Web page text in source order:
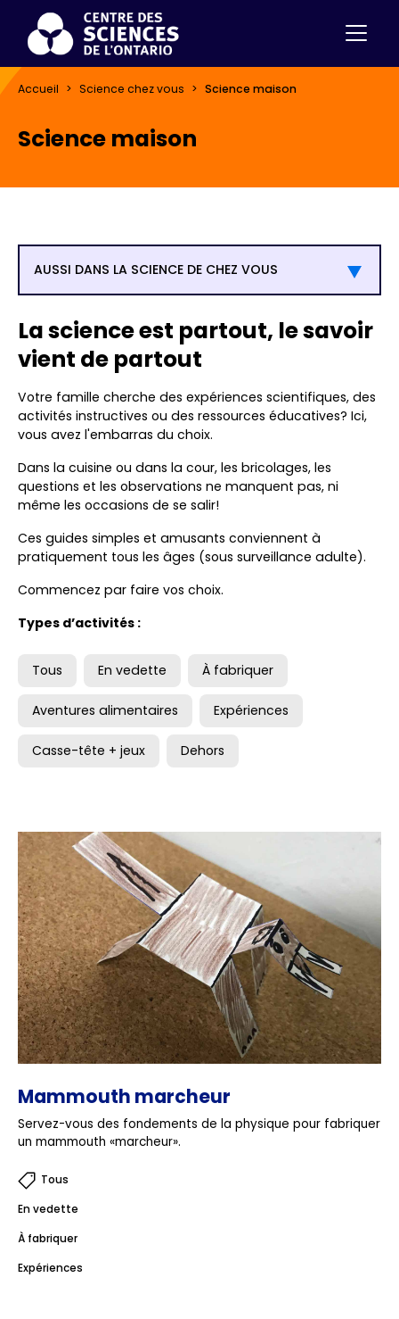
Accueil Science chez vous Science maison
Science maison
AUSSI DANS LA SCIENCE DE CHEZ VOUS
La science est partout, le savoir
vient de partout
Votre famille cherche des expériences scientifiques, des
activités instructives ou des ressources éducatives? Ici,
vous avez l'embarras du choix.
Dans la cuisine ou dans la cour, les bricolages, les
questions et les observations ne manquent pas, ni
même les occasions de se salir!
Ces guides simples et amusants conviennent à
pratiquement tous les âges (sous surveillance adulte).
Commencez par faire vos choix.
Types d’activités :
Tous En vedette À fabriquer
Aventures alimentaires Expériences
Casse-tête + jeux Dehors
Mammouth marcheur
Servez-vous des fondements de la physique pour fabriquer
un mammouth «marcheur».
Tous
En vedette
À fabriquer
Expériences